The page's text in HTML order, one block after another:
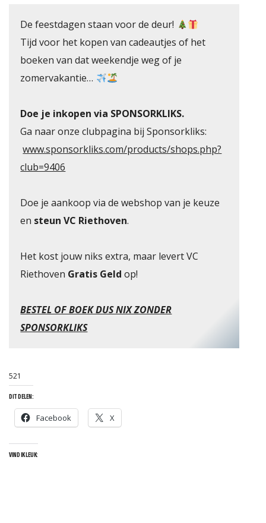
De feestdagen staan voor de deur!
Tijd voor het kopen van cadeautjes of het
boeken van dat weekendje weg of je
zomervakantie…
Doe je inkopen via SPONSORKLIKS.
Ga naar onze clubpagina bij Sponsorkliks:
www.sponsorkliks.com/products/shops.php?
club=9406
Doe je aankoop via de webshop van je keuze
en steun VC Riethoven.
Het kost jouw niks extra, maar levert VC
Riethoven Gratis Geld op!
BESTEL OF BOEK DUS NIX ZONDER
SPONSORKLIKS
521
DIT DELEN:
Facebook X
VIND IK LEUK: